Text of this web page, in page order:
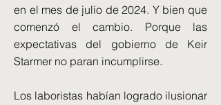
en el mes de julio de 2024. Y bien que
comenzó el cambio. Porque las
expectativas del gobierno de Keir
Starmer no paran incumplirse.
Los laboristas habían logrado ilusionar